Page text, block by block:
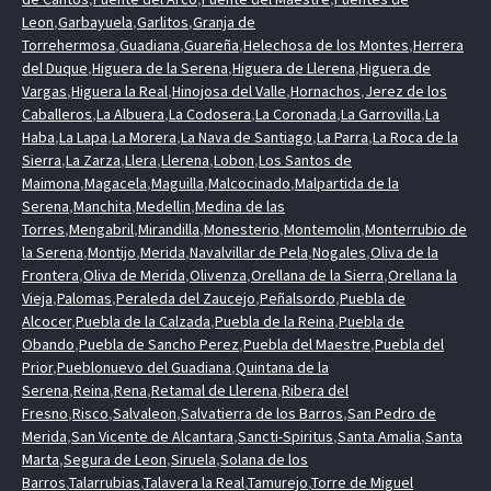
Leon,Garbayuela,Garlitos,Granja de
Torrehermosa,Guadiana,Guareña,Helechosa de los Montes,Herrera
del Duque,Higuera de la Serena,Higuera de Llerena,Higuera de
Vargas,Higuera la Real,Hinojosa del Valle,Hornachos,Jerez de los
Caballeros,La Albuera,La Codosera,La Coronada,La Garrovilla,La
Haba,La Lapa,La Morera,La Nava de Santiago,La Parra,La Roca de la
Sierra,La Zarza,Llera,Llerena,Lobon,Los Santos de
Maimona,Magacela,Maguilla,Malcocinado,Malpartida de la
Serena,Manchita,Medellin,Medina de las
Torres,Mengabril,Mirandilla,Monesterio,Montemolin,Monterrubio de
la Serena,Montijo,Merida,Navalvillar de Pela,Nogales,Oliva de la
Frontera,Oliva de Merida,Olivenza,Orellana de la Sierra,Orellana la
Vieja,Palomas,Peraleda del Zaucejo,Peñalsordo,Puebla de
Alcocer,Puebla de la Calzada,Puebla de la Reina,Puebla de
Obando,Puebla de Sancho Perez,Puebla del Maestre,Puebla del
Prior,Pueblonuevo del Guadiana,Quintana de la
Serena,Reina,Rena,Retamal de Llerena,Ribera del
Fresno,Risco,Salvaleon,Salvatierra de los Barros,San Pedro de
Merida,San Vicente de Alcantara,Sancti-Spiritus,Santa Amalia,Santa
Marta,Segura de Leon,Siruela,Solana de los
Barros,Talarrubias,Talavera la Real,Tamurejo,Torre de Miguel